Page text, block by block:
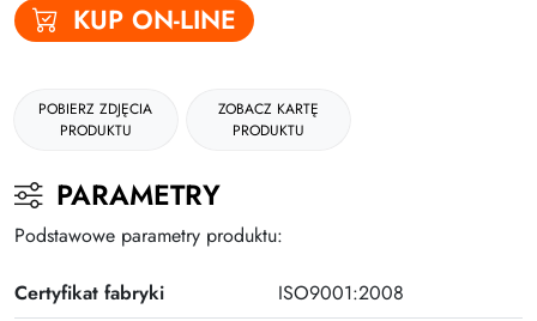
Plastyczne i kreatywne
Produkty upominkowe
Wyprawka szkolna
Nożyczki
Zszywacze | Zszywki
KUP ON-LINE
POBIERZ ZDJĘCIA
PRODUKTU
ZOBACZ KARTĘ
PRODUKTU
PARAMETRY
Podstawowe parametry produktu:
Certyfikat fabryki
ISO9001:2008